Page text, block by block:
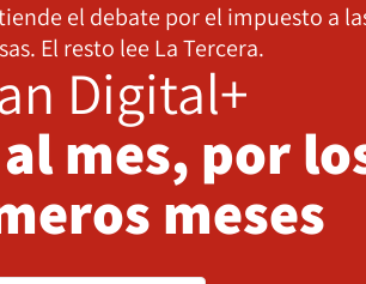
el debate por el impuesto a
El resto lee La Tercera.
Digital+
mes, por
meses